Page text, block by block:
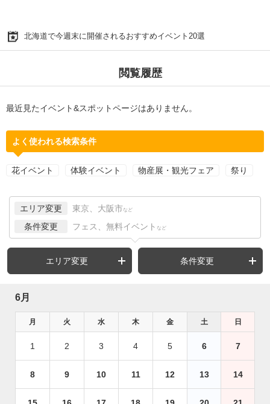
北海道で今週末に開催されるおすすめイベント20選
閲覧履歴
最近見たイベント&スポットページはありません。
よく使われる検索条件
花イベント 体験イベント 物産展・観光フェア 祭り
エリア変更 東京、大阪市 など
条件変更 フェス、無料イベント など
エリア変更 条件変更
6月
月 火 水 木 金 土 日
1 2 3 4 5 6 7
8 9 10 11 12 13 14